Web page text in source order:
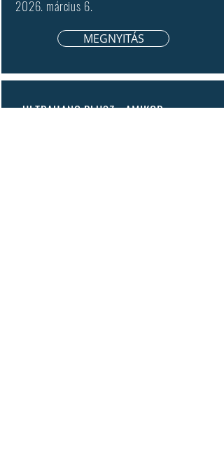
2026. március 6.
MEGNYITÁS
ULTRAHANG PLUSZ - AMIKOR